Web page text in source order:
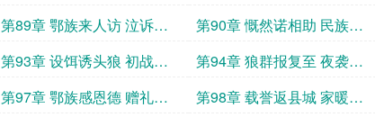
头豹
其力
第89章 鄂族来人访 泣诉狼
群祸
第90章 慨然诺相助 民族情
谊结
第93章 设饵诱头狼 初战显
成效
第94章 狼群报复至 夜袭营
地险
第97章 鄂族感恩德 赠礼结
第98章 载誉返县城 家暖慰